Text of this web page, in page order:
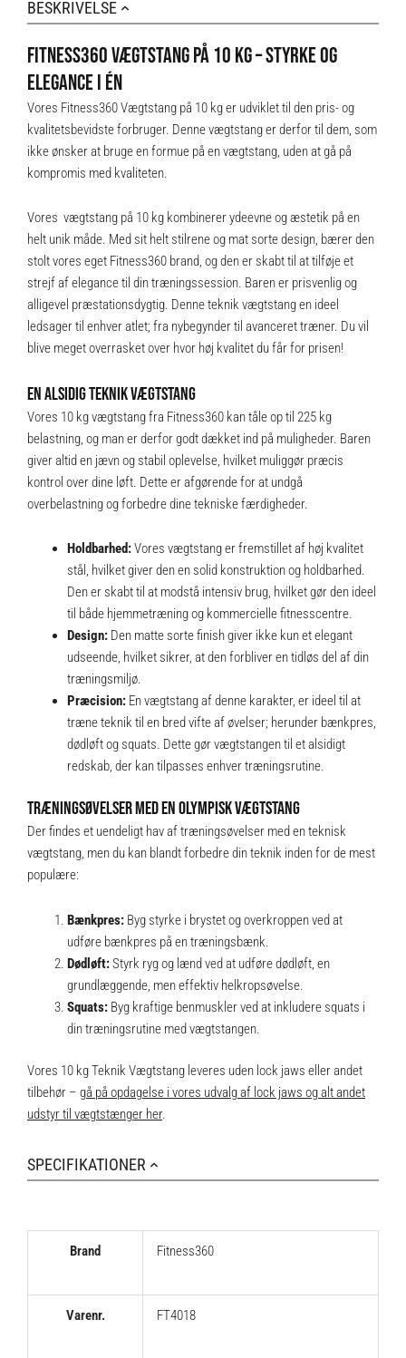
BESKRIVELSE
FITNESS360 VÆGTSTANG PÅ 10 KG – STYRKE OG
ELEGANCE I ÉN
Vores Fitness360 Vægtstang på 10 kg er udviklet til den pris- og
kvalitetsbevidste forbruger. Denne vægtstang er derfor til dem, som
ikke ønsker at bruge en formue på en vægtstang, uden at gå på
kompromis med kvaliteten.
Vores vægtstang på 10 kg kombinerer ydeevne og æstetik på en
helt unik måde. Med sit helt stilrene og mat sorte design, bærer den
stolt vores eget Fitness360 brand, og den er skabt til at tilføje et
strejf af elegance til din træningssession. Baren er prisvenlig og
alligevel præstationsdygtig. Denne teknik vægtstang en ideel
ledsager til enhver atlet; fra nybegynder til avanceret træner. Du vil
blive meget overrasket over hvor høj kvalitet du får for prisen!
EN ALSIDIG TEKNIK VÆGTSTANG
Vores 10 kg vægtstang fra Fitness360 kan tåle op til 225 kg
belastning, og man er derfor godt dækket ind på muligheder. Baren
giver altid en jævn og stabil oplevelse, hvilket muliggør præcis
kontrol over dine løft. Dette er afgørende for at undgå
overbelastning og forbedre dine tekniske færdigheder.
Holdbarhed:Vores vægtstang er fremstillet af høj kvalitet
stål, hvilket giver den en solid konstruktion og holdbarhed.
Den er skabt til at modstå intensiv brug, hvilket gør den ideel
til både hjemmetræning og kommercielle fitnesscentre.
Design:Den matte sorte finish giver ikke kun et elegant
udseende, hvilket sikrer, at den forbliver en tidløs del af din
træningsmiljø.
Præcision:En vægtstang af denne karakter, er ideel til at
træne teknik til en bred vifte af øvelser; herunder bænkpres,
dødløft og squats. Dette gør vægtstangen til et alsidigt
redskab, der kan tilpasses enhver træningsrutine.
TRÆNINGSØVELSER MED EN OLYMPISK VÆGTSTANG
Der findes et uendeligt hav af træningsøvelser med en teknisk
vægtstang, men du kan blandt forbedre din teknik inden for de mest
populære:
Bænkpres:Byg styrke i brystet og overkroppen ved at
udføre bænkpres på en træningsbænk.
Dødløft:Styrk ryg og lænd ved at udføre dødløft, en
grundlæggende, men effektiv helkropsøvelse.
Squats:Byg kraftige benmuskler ved at inkludere squats i
din træningsrutine med vægtstangen.
Vores 10 kg Teknik Vægtstang leveres uden lock jaws eller andet
tilbehør – gå på opdagelse i vores udvalg af lock jaws og alt andet
udstyr til vægtstænger her.
SPECIFIKATIONER
Brand Fitness360
Varenr. FT4018